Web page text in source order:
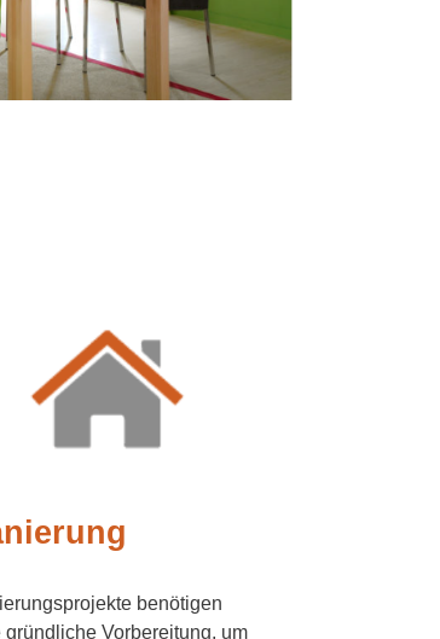
benötigen
gründliche Vorbereitung, um